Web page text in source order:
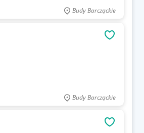
Budy Barcząckie
Budy Barcząckie